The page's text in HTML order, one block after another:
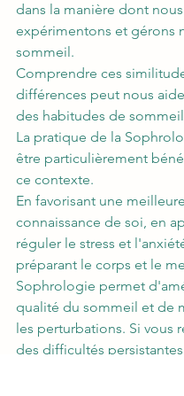
dans la manière dont nous
expérimentons et gérons
sommeil.
Comprendre ces
différences peut nous
des habitudes de
La pratique de la
être particulièrement
ce contexte.
En favorisant une meilleure
connaissance de soi, en
réguler le stress et
préparant le corps et le
Sophrologie permet
qualité du sommeil et de
les perturbations. Si vous
des difficultés